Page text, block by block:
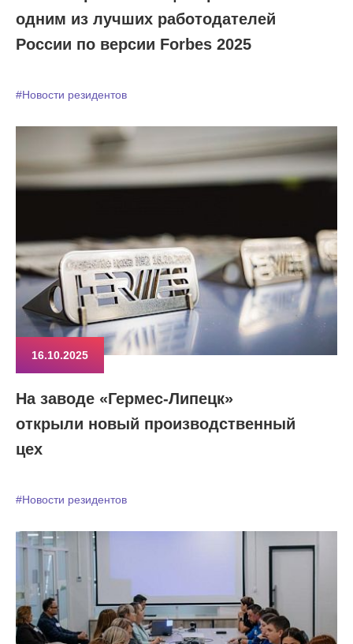
одним из лучших работодателей
России по версии Forbes 2025
#Новости резидентов
16.10.2025
На заводе «Гермес-Липецк»
открыли новый производственный
цех
#Новости резидентов